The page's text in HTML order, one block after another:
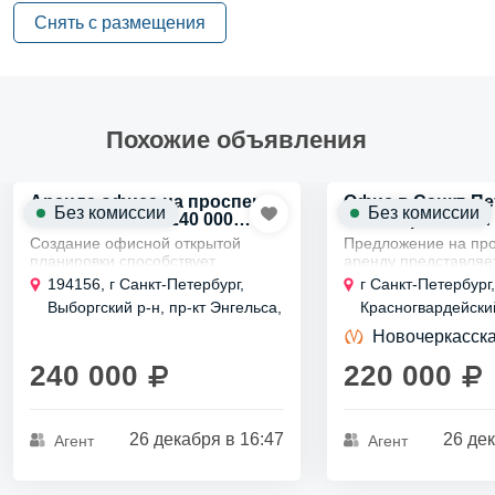
вентиляция
Снять с размещения
Похожие объявления
Аренда офиса на проспекте
Энгельса, 21 за 240 000
рублей
Создание офисной открытой
планировки способствует
комфортной атмосфере. 🌟 Он
способствует взаимодействию
сотрудников. Командная работа
194156, г Санкт-Петербург,
Выборгский р-н, пр-кт Энгельса,
240 000
Агент 26 декабря в 16:47
Без комиссии
Офис в Санкт-
руб.
Предложение на
аренду
универсальное
которое можно
различные виды
Внутренняя...
г Санкт-Петербург,
Новочеркасский
220 000
Агент 26
Без комиссии